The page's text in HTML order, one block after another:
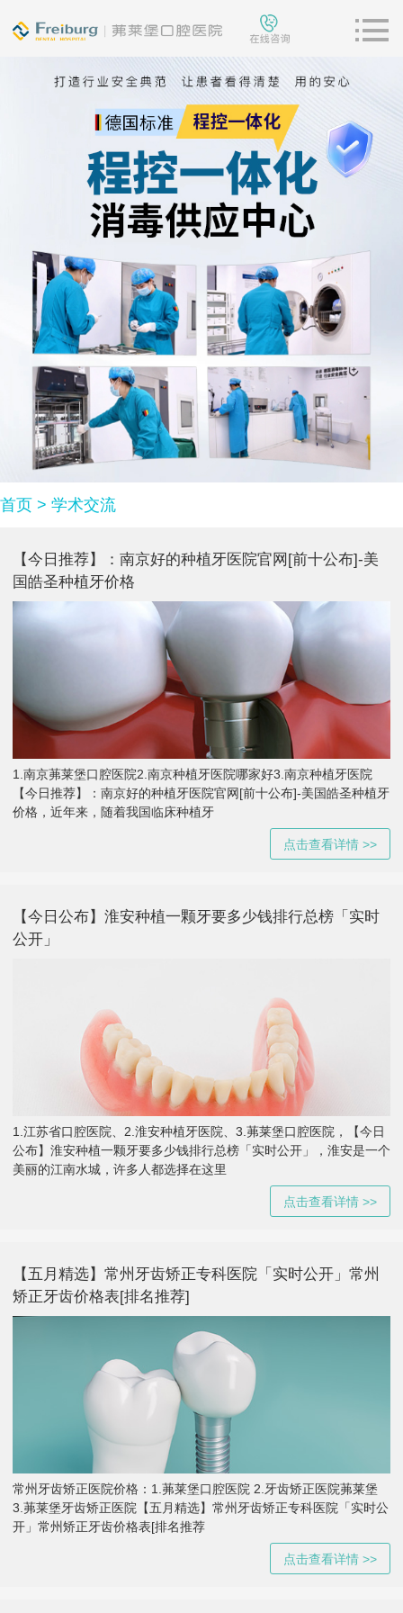
首页 > 学术交流
【今日推荐】：南京好的种植牙医院官网[前十公布]-美
国皓圣种植牙价格
1.南京茀莱堡口腔医院2.南京种植牙医院哪家好3.南京种植牙医院
【今日推荐】：南京好的种植牙医院官网[前十公布]-美国皓圣种植牙
价格，近年来，随着我国临床种植牙
点击查看详情 >>
【今日公布】淮安种植一颗牙要多少钱排行总榜「实时
公开」
1.江苏省口腔医院、2.淮安种植牙医院、3.茀莱堡口腔医院，【今日
公布】淮安种植一颗牙要多少钱排行总榜「实时公开」，淮安是一个
美丽的江南水城，许多人都选择在这里
点击查看详情 >>
【五月精选】常州牙齿矫正专科医院「实时公开」常州
矫正牙齿价格表[排名推荐]
常州牙齿矫正医院价格：1.茀莱堡口腔医院 2.牙齿矫正医院茀莱堡
3.茀莱堡牙齿矫正医院【五月精选】常州牙齿矫正专科医院「实时公
开」常州矫正牙齿价格表[排名推荐
点击查看详情 >>